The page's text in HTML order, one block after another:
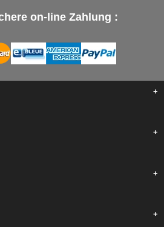
on-line Zahlung :
+
+
+
+